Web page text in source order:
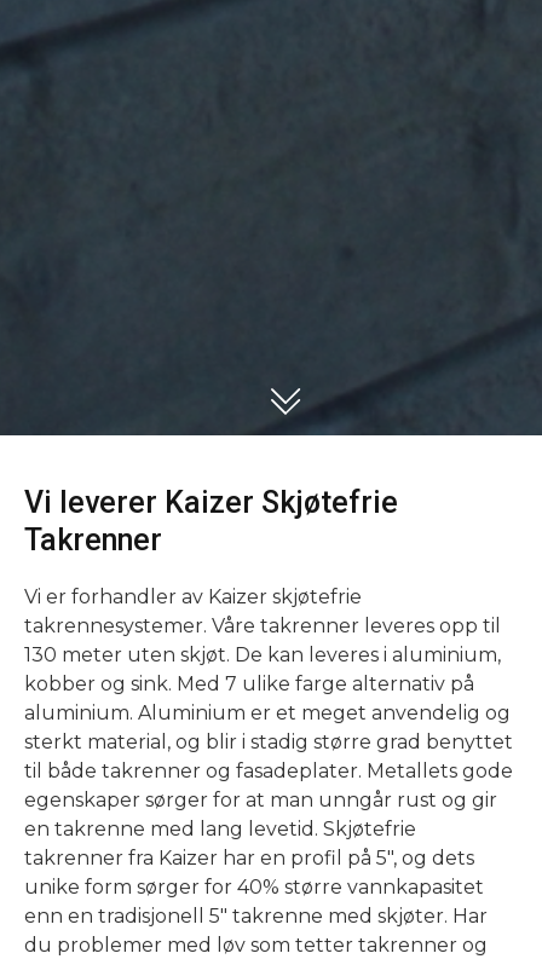
Vi leverer Kaizer Skjøtefrie
Takrenner
Vi er forhandler av Kaizer skjøtefrie
takrennesystemer. Våre takrenner leveres opp til
130 meter uten skjøt. De kan leveres i aluminium,
kobber og sink. Med 7 ulike farge alternativ på
aluminium. Aluminium er et meget anvendelig og
sterkt material, og blir i stadig større grad benyttet
til både takrenner og fasadeplater. Metallets gode
egenskaper sørger for at man unngår rust og gir
en takrenne med lang levetid. Skjøtefrie
takrenner fra Kaizer har en profil på 5″, og dets
unike form sørger for 40% større vannkapasitet
enn en tradisjonell 5″ takrenne med skjøter. Har
du problemer med løv som tetter takrenner og